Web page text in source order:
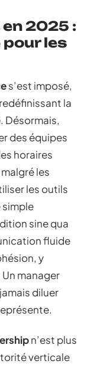
2025 :
les
s’est imposé,
la
Désormais,
des équipes
horaires
les
les outils
simple
sine qua
fluide
y
manager
diluer
n’est plus
verticale